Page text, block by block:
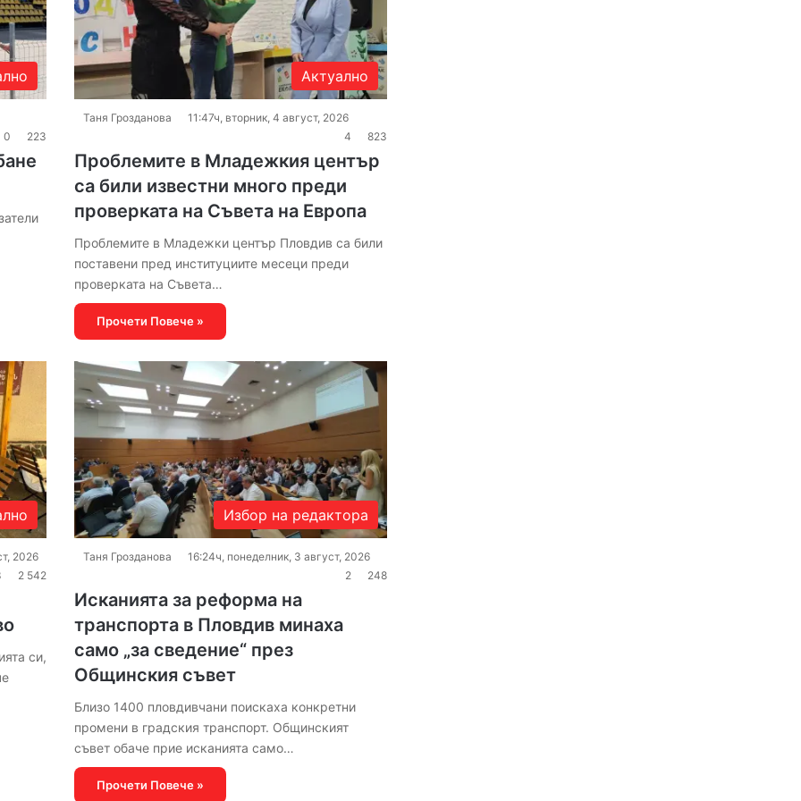
0 223
Актуално
Таня Грозданова
11:47ч, вторник, 4 август, 2026
4
823
Проблемите в Младежкия център
са били известни много преди
проверката на Съвета на Европа
Проблемите в Младежки център Пловдив са били
поставени пред институциите месеци преди
проверката на Съвета…
Прочети Повече »
2026
2 542
си,
Избор на редактора
Таня Грозданова
16:24ч, понеделник, 3 август, 2026
2
248
Исканията за реформа на
транспорта в Пловдив минаха
само „за сведение“ през
Общинския съвет
Близо 1400 пловдивчани поискаха конкретни
промени в градския транспорт. Общинският
съвет обаче прие исканията само…
Прочети Повече »